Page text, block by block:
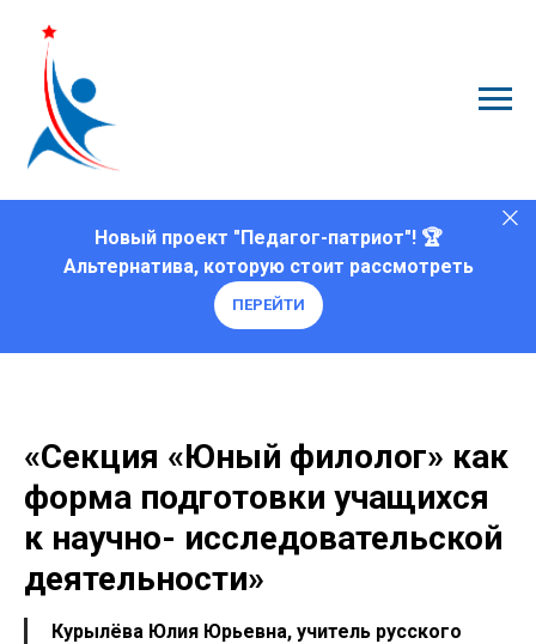
Новый проект "Педагог-патриот"! 🏆
Альтернатива, которую стоит рассмотреть
ПЕРЕЙТИ
«Секция «Юный филолог» как
форма подготовки учащихся
к научно- исследовательской
деятельности»
Курылёва Юлия Юрьевна, учитель русского